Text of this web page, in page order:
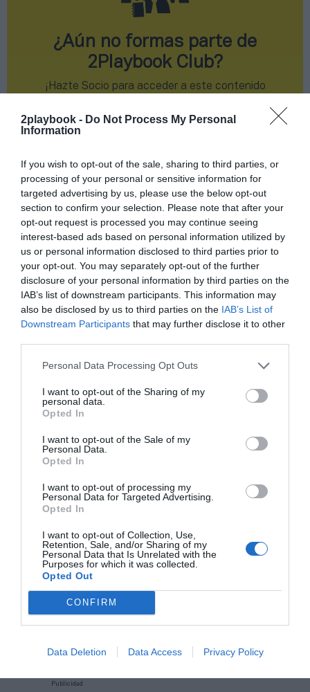
2playbook - Do Not Process My Personal
Information
If you wish to opt-out of the sale, sharing to third parties, or
processing of your personal or sensitive information for
targeted advertising by us, please use the below opt-out
section to confirm your selection. Please note that after your
opt-out request is processed you may continue seeing
interest-based ads based on personal information utilized by
us or personal information disclosed to third parties prior to
your opt-out. You may separately opt-out of the further
disclosure of your personal information by third parties on the
IAB’s list of downstream participants. This information may
also be disclosed by us to third parties on the IAB’s List of
Downstream Participants that may further disclose it to other
Personal Data Processing Opt Outs
I want to opt-out of the Sharing of my
personal data.
Opted In
I want to opt-out of the Sale of my
Personal Data.
Opted In
I want to opt-out of processing my
Personal Data for Targeted Advertising.
Opted In
I want to opt-out of Collection, Use,
Retention, Sale, and/or Sharing of my
Personal Data that Is Unrelated with the
Purposes for which it was collected.
Opted Out
CONFIRM
Data Deletion Data Access Privacy Policy
Índex
Brooklyn Fitboxing
¿Aún no formas parte de
2Playbook Club?
¡Hazte Socio para acceder a este contenido
¡Suscríbete! Inicia sesión
Compartir
Imprimir
2Playbook Club 2P
¡Haz click aquí y accede sin límites a contenidos
Publicidad